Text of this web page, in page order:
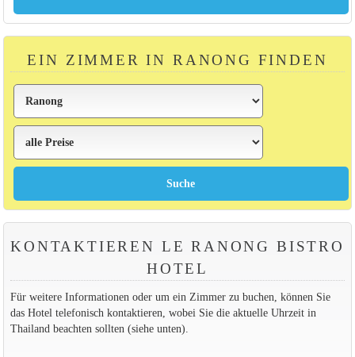
EIN ZIMMER IN RANONG FINDEN
KONTAKTIEREN LE RANONG BISTRO
HOTEL
Für weitere Informationen oder um ein Zimmer zu buchen, können Sie
das Hotel telefonisch kontaktieren, wobei Sie die aktuelle Uhrzeit in
Thailand beachten sollten (siehe unten).